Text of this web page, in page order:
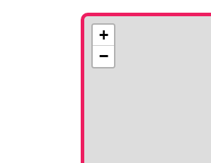
+
−